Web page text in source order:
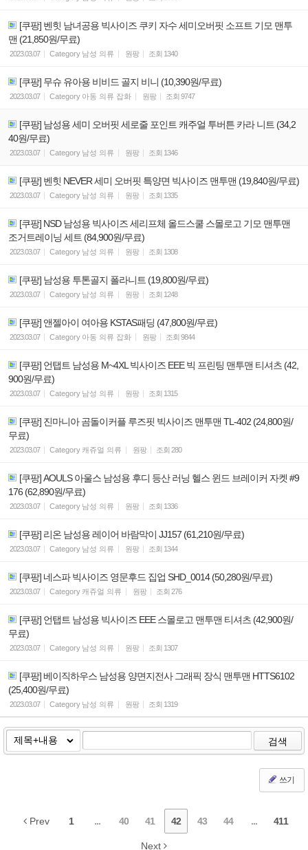
[쿠팡] 벤힛 남녀공용 빅사이즈 쿠키 자수 세미오버핏 소프트 기모 맨투
맨 (21,850원/무료)
2023.03.07 Category 남성 의류 원팡 조회 1340
[쿠팡] 무슈 유아용 비비드 골지 비니 (10,390원/무료)
2023.03.07 Category 아동 의류 잡화 원팡 조회 9747
[쿠팡] 남성용 세미 오버핏 세로줄 포인트 캐주얼 투버튼 카라 니트 (34,2
40원/무료)
2023.03.07 Category 남성 의류 원팡 조회 1346
[쿠팡] 벤힛 NEVER 세미 오버핏 특양면 빅사이즈 맨투맨 (19,840원/무료)
2023.03.07 Category 남성 의류 원팡 조회 1335
[쿠팡] NSD 남성용 빅사이즈 세리프체 올드스쿨 스몰로고 기모 맨투맨
조거트레이닝 세트 (84,900원/무료)
2023.03.07 Category 남성 의류 원팡 조회 1308
[쿠팡] 남성용 투톤골지 폴라니트 (19,800원/무료)
2023.03.07 Category 남성 의류 원팡 조회 1248
[쿠팡] 앤젤아이 여아용 KSTAS패딩 (47,800원/무료)
2023.03.07 Category 아동 의류 잡화 원팡 조회 9844
[쿠팡] 언탭트 남성용 M~4XL 빅사이즈 EEE 빅 프린팅 맨투맨 티셔츠 (42,
900원/무료)
2023.03.07 Category 남성 의류 원팡 조회 1315
[쿠팡] 진마니아 곰돌이커플 루즈핏 빅사이즈 맨투맨 TL-402 (24,800원/
무료)
2023.03.07 Category 캐쥬얼 의류 원팡 조회 280
[쿠팡] AOULS 아울스 남성용 후디 등산 러닝 헬스 윈드 브레이커 자켓 #9
176 (62,890원/무료)
2023.03.07 Category 남성 의류 원팡 조회 1336
[쿠팡] 리온 남성용 레이어 바람막이 JJ157 (61,210원/무료)
2023.03.07 Category 남성 의류 원팡 조회 1344
[쿠팡] 네스파 빅사이즈 영문후드 집업 SHD_0014 (50,280원/무료)
2023.03.07 Category 캐쥬얼 의류 원팡 조회 276
[쿠팡] 언탭트 남성용 빅사이즈 EEE 스몰로고 맨투맨 티셔츠 (42,900원/
무료)
2023.03.07 Category 남성 의류 원팡 조회 1307
[쿠팡] 베이직하우스 남성용 양면지전사 그래픽 장식 맨투맨 HTTS6102
(25,400원/무료)
2023.03.07 Category 남성 의류 원팡 조회 1319
검색
쓰기
Prev 1 ... 40 41 42 43 44 ... 411
Next